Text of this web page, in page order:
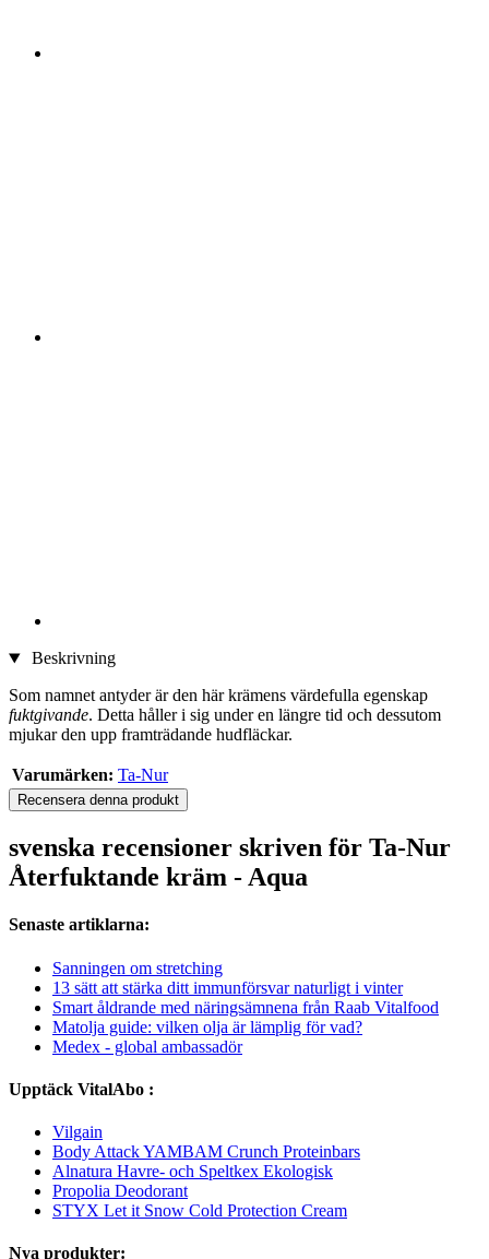
Beskrivning
Som namnet antyder är den här krämens värdefulla egenskap
fuktgivande. Detta håller i sig under en längre tid och dessutom
mjukar den upp framträdande hudfläckar.
Varumärken: Ta-Nur
Recensera denna produkt
svenska recensioner skriven för Ta-Nur
Återfuktande kräm - Aqua
Senaste artiklarna:
Sanningen om stretching
13 sätt att stärka ditt immunförsvar naturligt i vinter
Smart åldrande med näringsämnena från Raab Vitalfood
Matolja guide: vilken olja är lämplig för vad?
Medex - global ambassadör
Upptäck VitalAbo :
Vilgain
Body Attack YAMBAM Crunch Proteinbars
Alnatura Havre- och Speltkex Ekologisk
Propolia Deodorant
STYX Let it Snow Cold Protection Cream
Nya produkter: